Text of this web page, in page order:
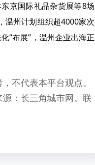
京国际礼品杂货展等8场
温州计划组织超4000家次
“布展”，温州企业出海正
不代表本平台观点。
：长三角城市网。联